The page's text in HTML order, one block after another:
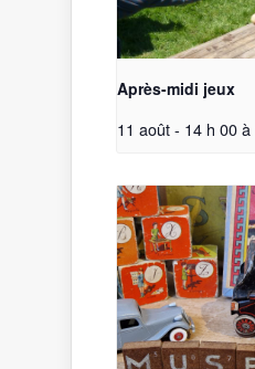
Après-midi jeux
11 août - 14 h 00à